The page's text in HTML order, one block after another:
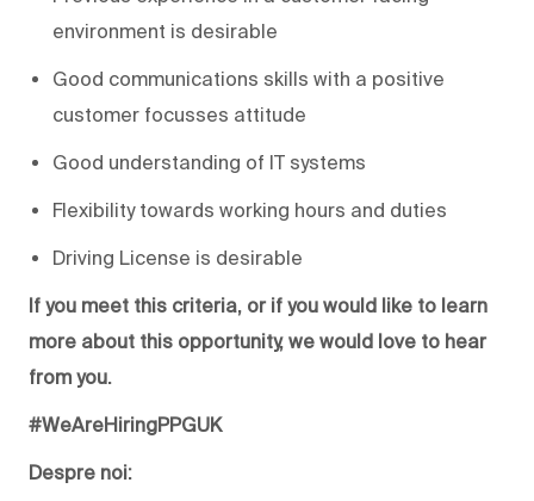
environment is desirable
Good communications skills with a positive
customer focusses attitude
Good understanding of IT systems
Flexibility towards working hours and duties
Driving License is desirable
If you meet this criteria, or if you would like to learn
more about this opportunity, we would love to hear
from you.
#WeAreHiringPPGUK
Despre noi: